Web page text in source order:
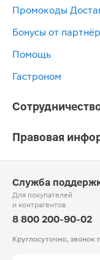
Промокоды
Бонусы от
Помощь
Гастроном
Правовая
Служба
Для покупателей
и контрагентов
8 800 200-90-02
Круглосуточно, звонок